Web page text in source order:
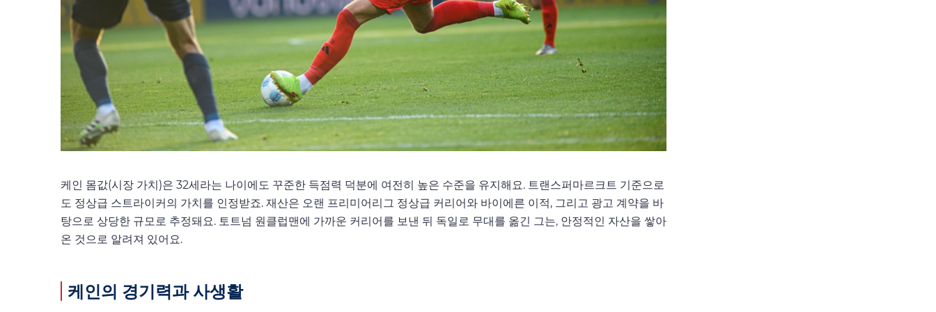
케인 몸값(시장 가치)은 32세라는 나이에도 꾸준한 득점력 덕분에 여전히 높은 수준을 유지해요. 트랜스퍼마르크트 기준으로
도 정상급 스트라이커의 가치를 인정받죠. 재산은 오랜 프리미어리그 정상급 커리어와 바이에른 이적, 그리고 광고 계약을 바
탕으로 상당한 규모로 추정돼요. 토트넘 원클럽맨에 가까운 커리어를 보낸 뒤 독일로 무대를 옮긴 그는, 안정적인 자산을 쌓아
온 것으로 알려져 있어요.
케인의 경기력과 사생활